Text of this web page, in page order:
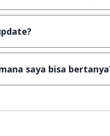
dengan menyertakan
hingga saat ini kita
saya bisa
masuk. Kirim pertanyaan